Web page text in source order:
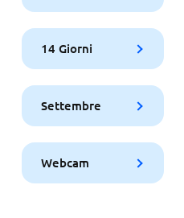
14 Giorni
Settembre
Webcam